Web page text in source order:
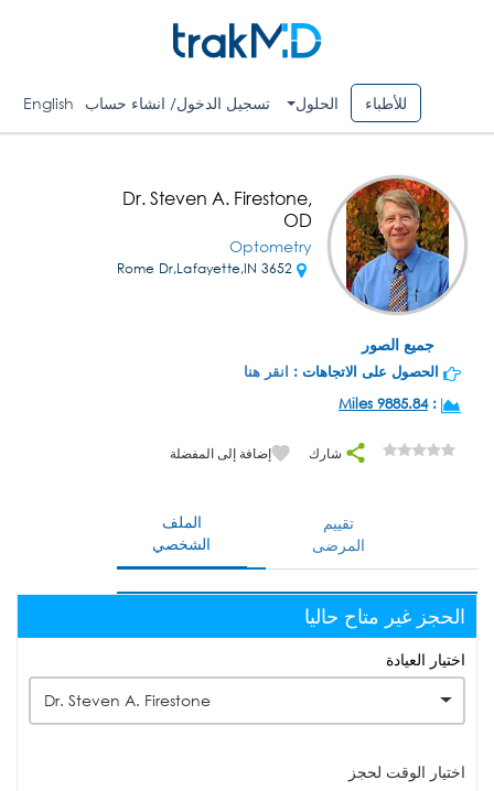
للأطباء الحلول تسجيل الدخول/ انشاء حساب English
جميع الصور
Dr. Steven A. Firestone,
OD
Optometry
الحصول على الاتجاهات : انقر هنا
:
9885.84 Miles
شارك إضافة إلى المفضلة
الملف
الشخصي
تقييم
المرضى
الحجز غير متاح حاليا
اختيار العيادة
Dr. Steven A. Firestone
اختيار الوقت لحجز